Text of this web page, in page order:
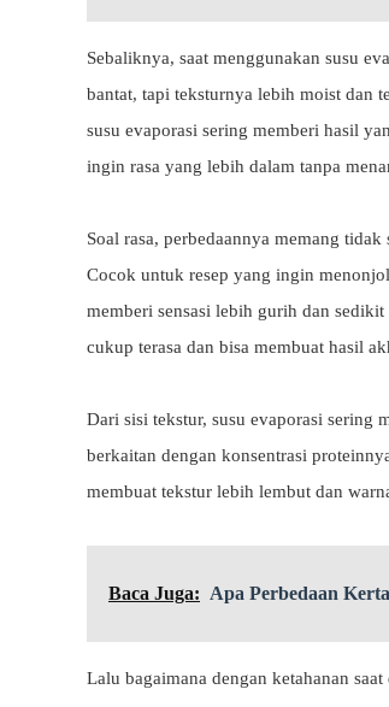
Sebaliknya, saat menggunakan susu
bantat, tapi teksturnya lebih moist dan
susu evaporasi sering memberi hasil
ingin rasa yang lebih dalam tanpa
Soal rasa, perbedaannya memang
Cocok untuk resep yang ingin
memberi sensasi lebih gurih dan sedikit
cukup terasa dan bisa membuat hasil
Dari sisi tekstur, susu evaporasi sering
berkaitan dengan konsentrasi
membuat tekstur lebih lembut dan
Baca Juga: Apa Perbedaan
Lalu bagaimana dengan ketahanan saat